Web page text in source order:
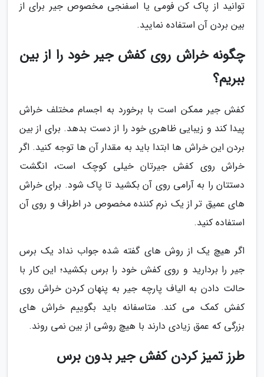
توانید از پاک کن فومی یا اسفنجی مخصوص جیر برای از
بین بردن آن استفاده نمایید.
چگونه خراش روی کفش جیر خود را از بین
ببریم؟
کفش جیر ممکن است با برخورد به اجسام مختلف خراش
پیدا کند و زیبایی ظاهری خود را از دست بدهد. برای از بین
بردن این خراش ها ابتدا باید به مقدار آن ها توجه کنید. اگر
خراش روی کفش جیرتان خیلی کوچک است، انگشت
دستتان را به آرامی روی آن بکشید تا پاک شود. برای خراش
های عمیق تر از یک نرم کننده مخصوص در اطراف و روی آن
استفاده کنید.
اگر هیچ یک از روش های گفته شده جواب نداد یک برس
جیر را بردارید و روی کفش خود را برس بکشید؛ این کار با
حالت دادن به الیاف پارچه جیر به پنهان کردن خراش روی
کفش کمک می کند. متاسفانه باید بگوییم خراش های
بزرگی که عمق زیادی دارند با هیچ روشی از بین نمی روند.
طرز تمیز کردن کفش جیر بدون برس